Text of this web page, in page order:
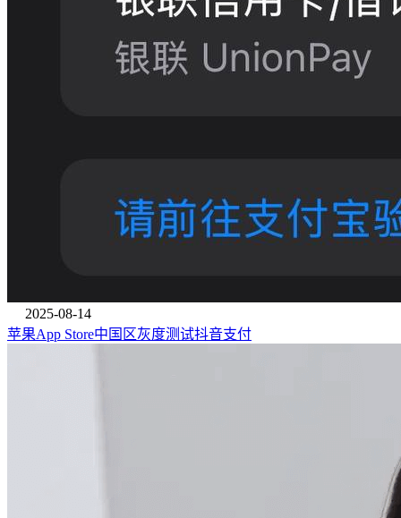
2025-08-14
苹果App Store中国区灰度测试抖音支付